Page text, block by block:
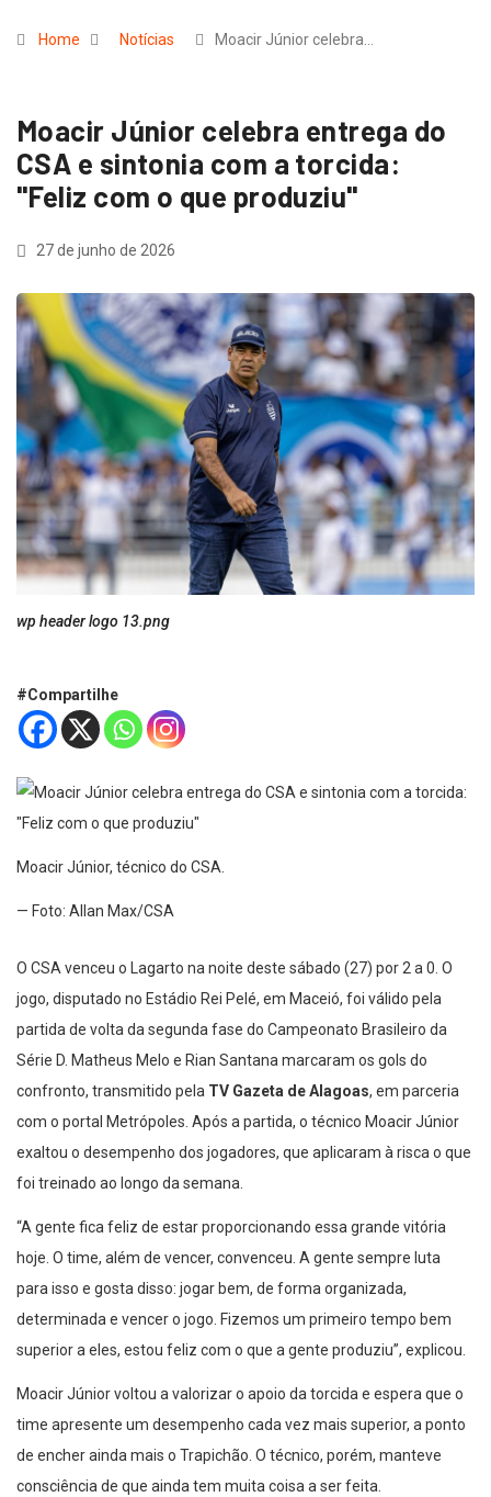
Home Notícias Moacir Júnior celebra…
Moacir Júnior celebra entrega do
CSA e sintonia com a torcida:
"Feliz com o que produziu"
27 de junho de 2026
wp header logo 13.png
#Compartilhe
Moacir Júnior, técnico do CSA.
— Foto: Allan Max/CSA
O CSA venceu o Lagarto na noite deste sábado (27) por 2 a 0. O
jogo, disputado no Estádio Rei Pelé, em Maceió, foi válido pela
partida de volta da segunda fase do Campeonato Brasileiro da
Série D. Matheus Melo e Rian Santana marcaram os gols do
confronto, transmitido pela TV Gazeta de Alagoas, em parceria
com o portal Metrópoles. Após a partida, o técnico Moacir Júnior
exaltou o desempenho dos jogadores, que aplicaram à risca o que
foi treinado ao longo da semana.
“A gente fica feliz de estar proporcionando essa grande vitória
hoje. O time, além de vencer, convenceu. A gente sempre luta
para isso e gosta disso: jogar bem, de forma organizada,
determinada e vencer o jogo. Fizemos um primeiro tempo bem
superior a eles, estou feliz com o que a gente produziu”, explicou.
Moacir Júnior voltou a valorizar o apoio da torcida e espera que o
time apresente um desempenho cada vez mais superior, a ponto
de encher ainda mais o Trapichão. O técnico, porém, manteve
consciência de que ainda tem muita coisa a ser feita.